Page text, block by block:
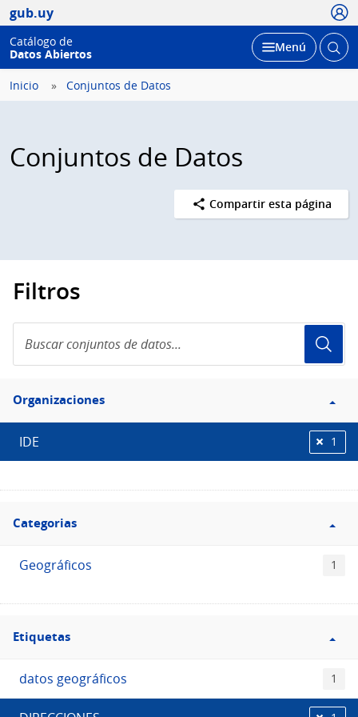
gub.uy
Catálogo de
Datos Abiertos
Desplegar
Menú Abrir
Inicio Conjuntos de Datos
Conjuntos de Datos
Compartir esta página
Filtros
conjuntos
de
Filtro
Organizaciones
Organizaciones
IDE 1
Filtro
Categorias
Categorias
Geográficos 1
Filtro
Etiquetas
Etiquetas
datos geográficos 1